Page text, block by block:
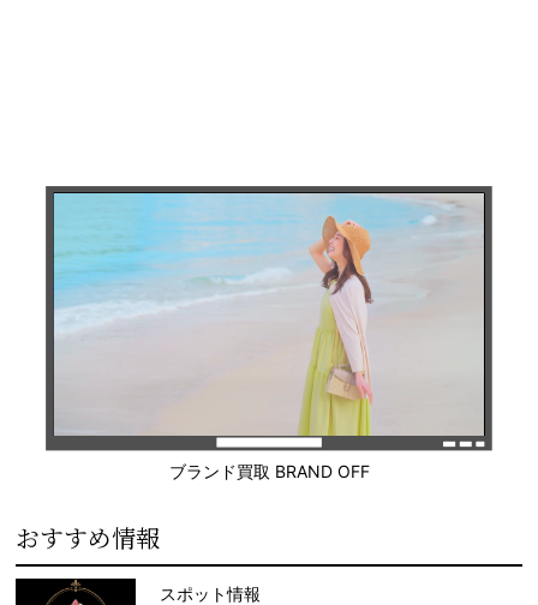
ブランド買取 BRAND OFF
おすすめ情報
スポット情報